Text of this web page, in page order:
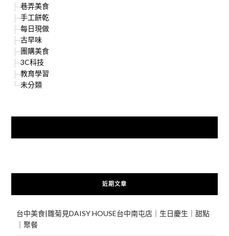
巷弄美食
手工餅乾
每日現做
古早味
團購美食
3C科技
教育學習
未分類
近期文章
台中美食|雛菊見DAISY HOUSE台中南屯店｜生日慶生｜甜點
｜聚餐